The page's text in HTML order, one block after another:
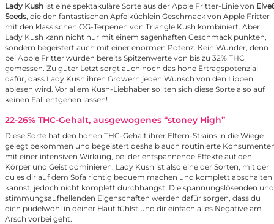
Lady Kush ist eine spektakuläre Sorte aus der Apple Fritter-Linie von
Seeds, die den fantastischen Apfelküchlein Geschmack von Apple Fritter
mit den klassischen OG-Terpenen von Triangle Kush kombiniert. Aber
Lady Kush kann nicht nur mit einem sagenhaften Geschmack punkten,
sondern begeistert auch mit einer enormen Potenz. Kein Wunder, denn
bei Apple Fritter wurden bereits Spitzenwerte von bis zu 32% THC
gemessen. Zu guter Letzt sorgt auch noch das hohe Ertragspotenzial
dafür, dass Lady Kush ihren Growern jeden Wunsch von den Lippen
ablesen wird. Vor allem Kush-Liebhaber sollten sich diese Sorte also auf
keinen Fall entgehen lassen!
22-26% THC-Gehalt, ausgewogenes “stoney High”
Diese Sorte hat den hohen THC-Gehalt ihrer Eltern-Strains in die Wiege
gelegt bekommen und begeistert deshalb auch routinierte
mit einer intensiven Wirkung, bei der entspannende Effekte auf den
Körper und Geist dominieren. Lady Kush ist also eine der Sorten, mit der
du es dir auf dem Sofa richtig bequem machen und komplett abschalten
kannst, jedoch nicht komplett durchhängst. Die spannungslösenden und
stimmungsaufhellenden Eigenschaften werden dafür sorgen, dass du
dich pudelwohl in deiner Haut fühlst und dir einfach alles Negative am
Arsch vorbei geht.